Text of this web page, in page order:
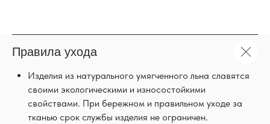
Правила ухода
Изделия из натурального умягченного льна славятся
своими экологическими и износостойкими
свойствами. При бережном и правильном уходе за
тканью срок службы изделия не ограничен.